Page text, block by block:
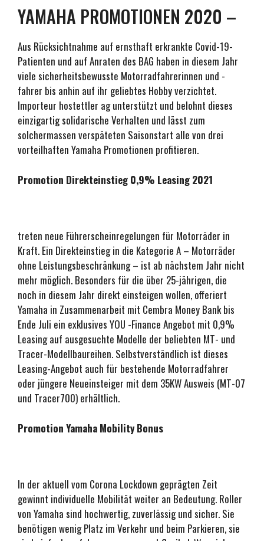
YAMAHA PROMOTIONEN 2020 –
Aus Rücksichtnahme auf ernsthaft erkrankte Covid-19-
Patienten und auf Anraten des BAG haben in diesem Jahr
viele sicherheitsbewusste Motorradfahrerinnen und -
fahrer bis anhin auf ihr geliebtes Hobby verzichtet.
Importeur hostettler ag unterstützt und belohnt dieses
einzigartig solidarische Verhalten und lässt zum
solchermassen verspäteten Saisonstart alle von drei
vorteilhaften Yamaha Promotionen profitieren.
Promotion Direkteinstieg 0,9% Leasing 2021
treten neue Führerscheinregelungen für Motorräder in
Kraft. Ein Direkteinstieg in die Kategorie A – Motorräder
ohne Leistungsbeschränkung – ist ab nächstem Jahr nicht
mehr möglich. Besonders für die über 25-jährigen, die
noch in diesem Jahr direkt einsteigen wollen, offeriert
Yamaha in Zusammenarbeit mit Cembra Money Bank bis
Ende Juli ein exklusives YOU -Finance Angebot mit 0,9%
Leasing auf ausgesuchte Modelle der beliebten MT- und
Tracer-Modellbaureihen. Selbstverständlich ist dieses
Leasing-Angebot auch für bestehende Motorradfahrer
oder jüngere Neueinsteiger mit dem 35KW Ausweis (MT-07
und Tracer700) erhältlich.
Promotion Yamaha Mobility Bonus
In der aktuell vom Corona Lockdown geprägten Zeit
gewinnt individuelle Mobilität weiter an Bedeutung. Roller
von Yamaha sind hochwertig, zuverlässig und sicher. Sie
benötigen wenig Platz im Verkehr und beim Parkieren, sie